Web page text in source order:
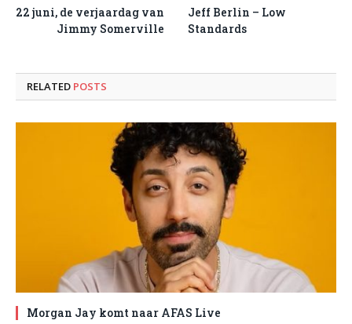
22 juni, de verjaardag van
Jimmy Somerville
Jeff Berlin – Low
Standards
RELATED POSTS
Morgan Jay komt naar AFAS Live